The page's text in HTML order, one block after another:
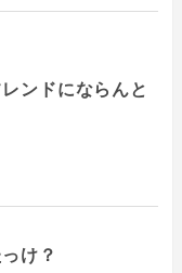
ンドにならんと
け？